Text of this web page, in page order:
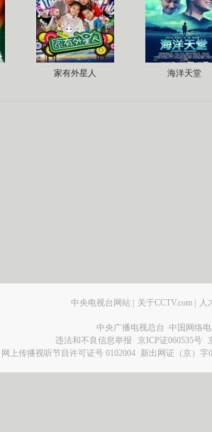
家有外星人 海洋天堂
中央电视台网站 | 关于CCTV.com | 人
中央广播电视总台 中国网络
违法和不良信息举报
京ICP证060535号
网上传播视听节目许可证号 0102004 新出网证（京）